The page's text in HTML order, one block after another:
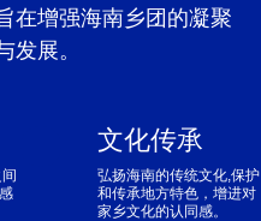
在增强海南乡团的凝聚
发展。
文化传承
弘扬海南的传统文化,保护
和传承地方特色，增进对
家乡文化的认同感。